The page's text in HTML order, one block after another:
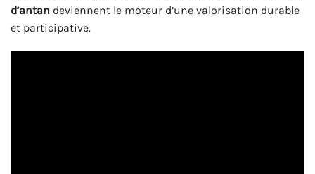
d’antan deviennent le moteur d’une valorisation durable
et participative.